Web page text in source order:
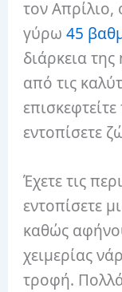
τον Απρίλιο,
γύρω45
διάρκεια
από τις
εντοπίσετε
Έχετε τις
εντοπίσετε
καθώς
χειμερίας
τροφή.